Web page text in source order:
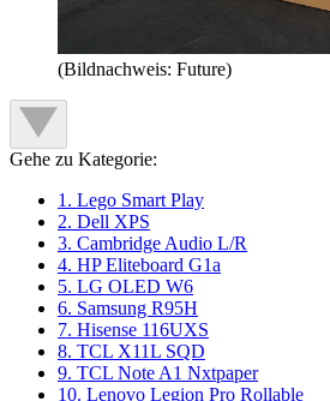
(Bildnachweis: Future)
Gehe zu Kategorie:
1. Lego Smart Play
2. Dell XPS
3. Cambridge Audio L/R
4. HP Eliteboard G1a
5. LG OLED W6
6. Samsung R95H
7. Hisense 116UXS
8. TCL X11L SQD
9. TCL Note A1 Nxtpaper
10. Lenovo Legion Pro Rollable